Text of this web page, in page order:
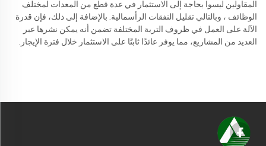
المقاولين ليسوا بحاجة إلى الاستثمار في عدة قطع من المعدات لمختلف
الوظائف ، وبالتالي تقليل النفقات الرأسمالية. بالإضافة إلى ذلك، فإن قدرة
الآلة على العمل في ظروف التربة المختلفة تضمن أنه يمكن نشرها عبر
العديد من المشاريع، مما يوفر عائدًا ثابتًا على الاستثمار خلال فترة الإيجار.